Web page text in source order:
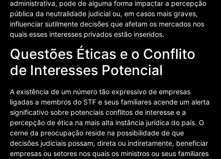
administrativa, pode de alguma forma impactar a percepção
pública da neutralidade judicial ou, em casos mais graves,
influenciar sutilmente decisões que afetam os mercados nos
quais esses interesses privados estão inseridos.
Questões Éticas e o Conflito
de Interesses Potencial
A existência de um número tão expressivo de empresas
ligadas a membros do STF e seus familiares acende um alerta
significativo sobre potenciais conflitos de interesse e a
percepção de ética na mais alta instância jurídica do país. O
cerne da preocupação reside na possibilidade de que
decisões judiciais possam, direta ou indiretamente, beneficiar
empresas ou setores nos quais os ministros ou seus familiares